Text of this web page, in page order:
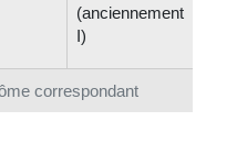
correspondant
(anciennement
I)